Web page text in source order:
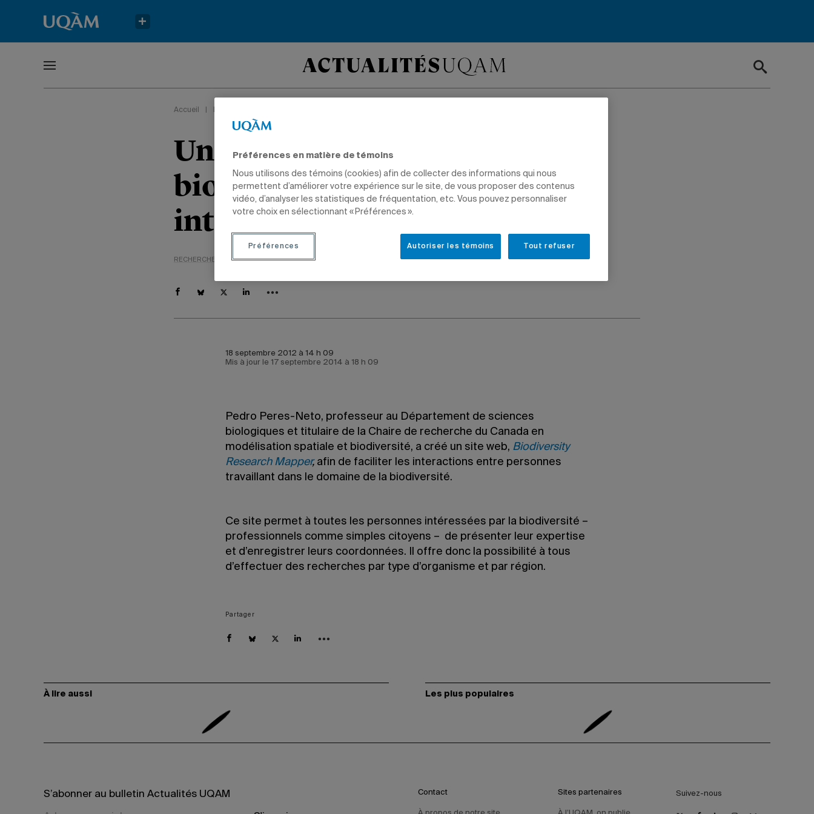
Accueil
Un nouveau site web sur la
biodiversité veut favoriser les
interactions entre chercheurs
RECHERCHE SCIENCES PROFESSEURS
18 septembre 2012 à 14 h 09
Mis à jour le 17 septembre 2014 à 18 h 09
Pedro Peres-Neto, professeur au Département de sciences
biologiques et titulaire de la Chaire de recherche du Canada en
modélisation spatiale et biodiversité, a créé un site web, Biodiversity
Research Mapper, afin de faciliter les interactions entre personnes
travaillant dans le domaine de la biodiversité.
Ce site permet à toutes les personnes intéressées par la biodiversité –
professionnels comme simples citoyens – de présenter leur expertise
et d’enregistrer leurs coordonnées. Il offre donc la possibilité à tous
d’effectuer des recherches par type d’organisme et par région.
Partager
À lire aussi Les plus populaires
S’abonner au bulletin Actualités UQAM Contact Sites partenaires Suivez-nous
Préférences en matière de témoins
Nous utilisons des témoins (cookies) afin de collecter des informations qui nous
permettent d’améliorer votre expérience sur le site, de vous proposer des contenus
vidéo, d’analyser les statistiques de fréquentation, etc. Vous pouvez personnaliser
votre choix en sélectionnant « Préférences ».
Tout refuser
Autoriser les témoins
Préférences